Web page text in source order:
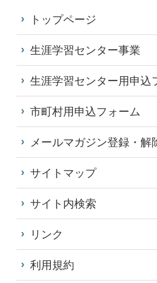
トップページ
生涯学習センター事業
生涯学習センター用申込
市町村用申込フォーム
メールマガジン登録・解
サイトマップ
サイト内検索
リンク
利用規約